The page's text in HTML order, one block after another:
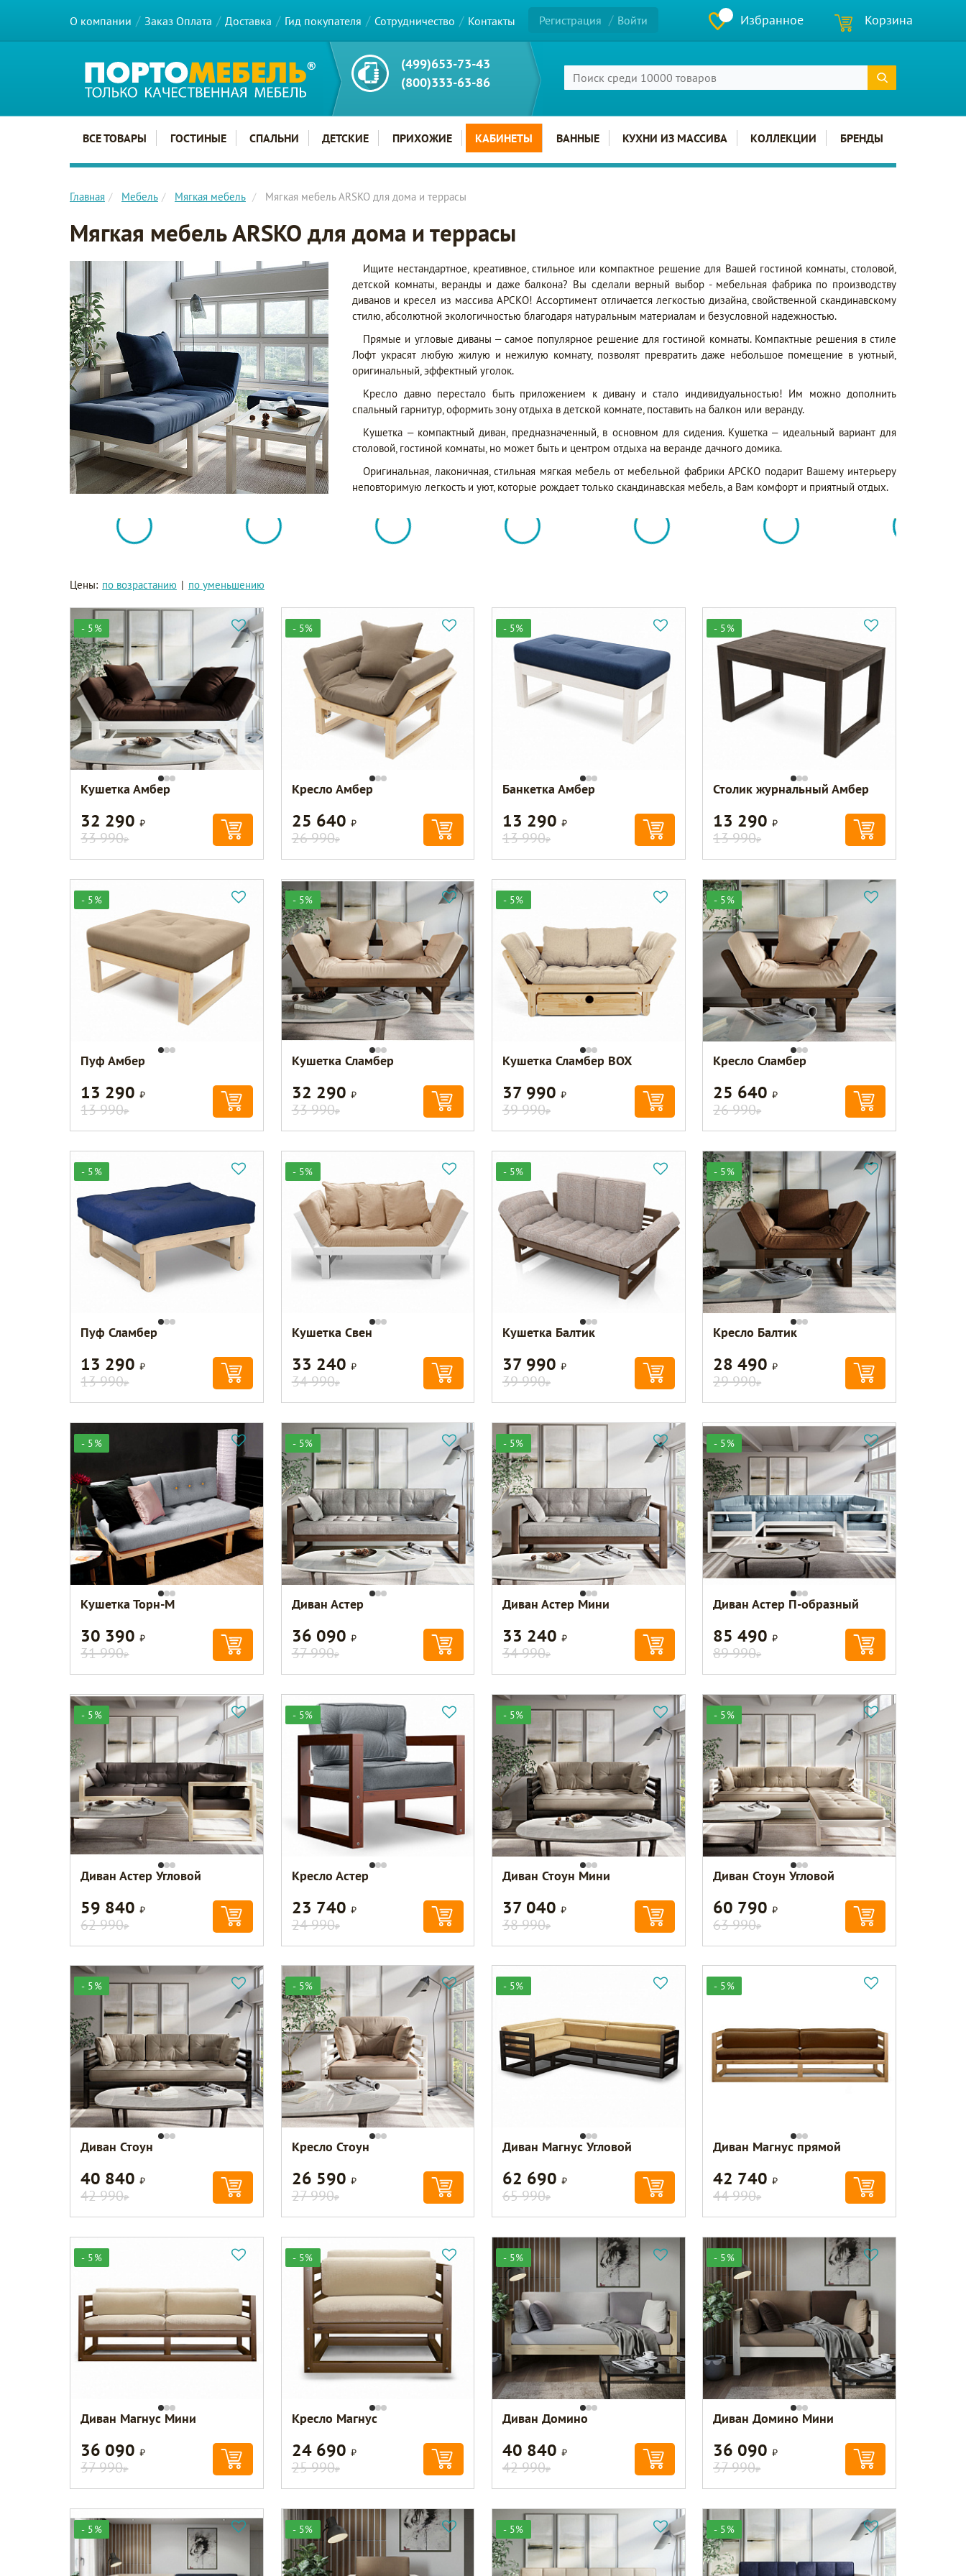
О компании Заказ Оплата Доставка Гид покупателя Сотрудничество Контакты Регистрация Войти Избранное Корзина
(499)653-73-43
(800)333-63-86
Главное меню сайта
ВСЕ ТОВАРЫ ГОСТИНЫЕ СПАЛЬНИ ДЕТСКИЕ ПРИХОЖИЕ КАБИНЕТЫ ВАННЫЕ КУХНИ ИЗ МАССИВА КОЛЛЕКЦИИ БРЕНДЫ
Главная Мебель Мягкая мебель Мягкая мебель ARSKO для дома и террасы
Мягкая мебель ARSKO для дома и террасы
Ищите нестандартное, креативное, стильное или компактное решение для Вашей гостиной комнаты, столовой,
детской комнаты, веранды и даже балкона? Вы сделали верный выбор - мебельная фабрика по производству
диванов и кресел из массива АРСКО! Ассортимент отличается легкостью дизайна, свойственной скандинавскому
стилю, абсолютной экологичностью благодаря натуральным материалам и безусловной надежностью.
Прямые и угловые диваны – самое популярное решение для гостиной комнаты. Компактные решения в стиле
Лофт украсят любую жилую и нежилую комнату, позволят превратить даже небольшое помещение в уютный,
оригинальный, эффектный уголок.
Кресло давно перестало быть приложением к дивану и стало индивидуальностью! Им можно дополнить
спальный гарнитур, оформить зону отдыха в детской комнате, поставить на балкон или веранду.
Кушетка – компактный диван, предназначенный, в основном для сидения. Кушетка – идеальный вариант для
столовой, гостиной комнаты, но может быть и центром отдыха на веранде дачного домика.
Оригинальная, лаконичная, стильная мягкая мебель от мебельной фабрики АРСКО подарит Вашему интерьеру
неповторимую легкость и уют, которые рождает только скандинавская мебель, а Вам комфорт и приятный отдых.
Цены: по возрастанию | по уменьшению
- 5%
Кушетка Амбер
32 290Р
33 990Р
- 5%
Кресло Амбер
25 640 Р
26 990Р
- 5%
Банкетка Амбер
13 290 Р
13 990Р
- 5%
Столик журнальный Амбер
13 290Р
13 990Р
- 5%
Пуф Амбер
13 290Р
13 990Р
- 5%
Кушетка Сламбер
32 290 Р
33 990Р
- 5%
Кушетка Сламбер BOX
37 990 Р
39 990Р
- 5%
Кресло Сламбер
25 640Р
26 990Р
- 5%
Пуф Сламбер
13 290Р
13 990Р
- 5%
Кушетка Свен
33 240 Р
34 990Р
- 5%
Кушетка Балтик
37 990 Р
39 990Р
- 5%
Кресло Балтик
28 490Р
29 990Р
- 5%
Кушетка Торн-М
30 390Р
31 990Р
- 5%
Диван Астер
36 090 Р
37 990Р
- 5%
Диван Астер Мини
33 240 Р
34 990Р
- 5%
Диван Астер П-образный
85 490Р
89 990Р
- 5%
Диван Астер Угловой
59 840Р
62 990Р
- 5%
Кресло Астер
23 740 Р
24 990Р
- 5%
Диван Стоун Мини
37 040 Р
38 990Р
- 5%
Диван Стоун Угловой
60 790Р
63 990Р
- 5%
Диван Стоун
40 840Р
42 990Р
- 5%
Кресло Стоун
26 590 Р
27 990Р
- 5%
Диван Магнус Угловой
62 690 Р
65 990Р
- 5%
Диван Магнус прямой
42 740Р
44 990Р
- 5%
Диван Магнус Мини
36 090Р
37 990Р
- 5%
Кресло Магнус
24 690 Р
25 990Р
- 5%
Диван Домино
40 840 Р
42 990Р
- 5%
Диван Домино Мини
36 090Р
37 990Р
- 5% - 5% - 5% - 5%